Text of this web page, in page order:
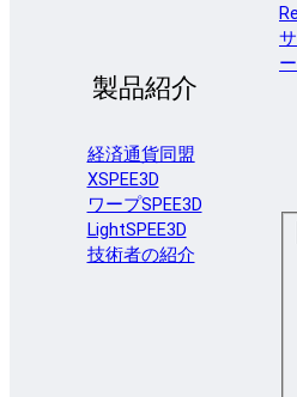
製品紹介
経済通貨同盟
XSPEE3D
ワープSPEE3D
LightSPEE3D
技術者の紹介